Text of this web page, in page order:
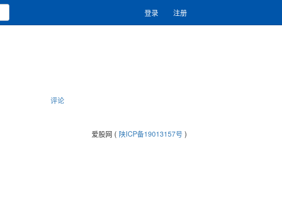
登录 注册
评论
爱股网 ( 陕ICP备19013157号 )